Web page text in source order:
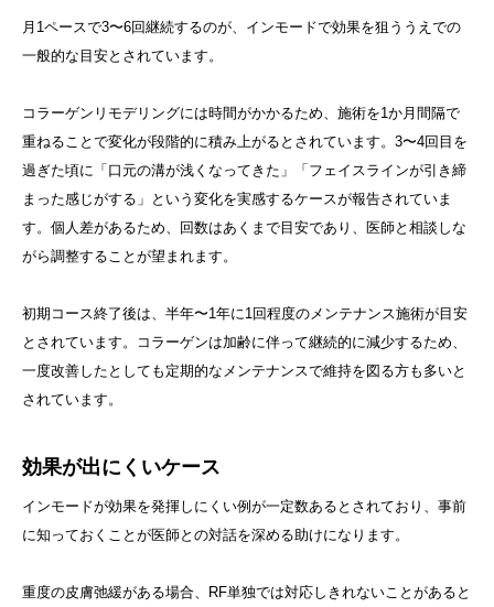
月1ペースで3〜6回継続するのが、インモードで効果を狙ううえでの
一般的な目安とされています。
コラーゲンリモデリングには時間がかかるため、施術を1か月間隔で
重ねることで変化が段階的に積み上がるとされています。3〜4回目を
過ぎた頃に「口元の溝が浅くなってきた」「フェイスラインが引き締
まった感じがする」という変化を実感するケースが報告されていま
す。個人差があるため、回数はあくまで目安であり、医師と相談しな
がら調整することが望まれます。
初期コース終了後は、半年〜1年に1回程度のメンテナンス施術が目安
とされています。コラーゲンは加齢に伴って継続的に減少するため、
一度改善したとしても定期的なメンテナンスで維持を図る方も多いと
されています。
効果が出にくいケース
インモードが効果を発揮しにくい例が一定数あるとされており、事前
に知っておくことが医師との対話を深める助けになります。
重度の皮膚弛緩がある場合、RF単独では対応しきれないことがあると